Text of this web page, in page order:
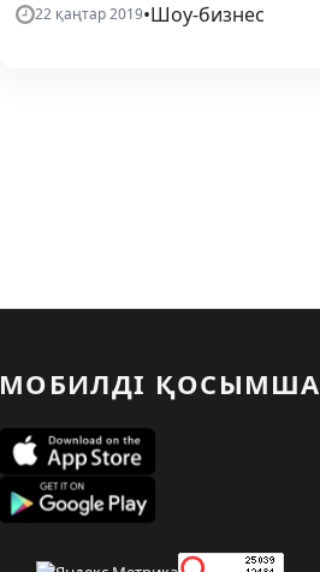
22 қаңтар 2019•Шоу-бизнес
МОБИЛДІ ҚОСЫМША